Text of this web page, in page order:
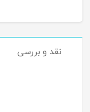
نقد و بررسی